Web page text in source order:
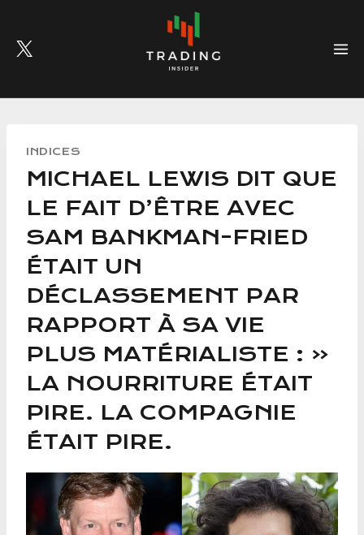
content
INDICES
MICHAEL LEWIS DIT QUE
LE FAIT D’ÊTRE AVEC
SAM BANKMAN-FRIED
ÉTAIT UN
DÉCLASSEMENT PAR
RAPPORT À SA VIE
PLUS MATÉRIALISTE : «
LA NOURRITURE ÉTAIT
PIRE. LA COMPAGNIE
ÉTAIT PIRE.